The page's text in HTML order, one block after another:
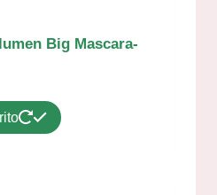
Big Mascara-